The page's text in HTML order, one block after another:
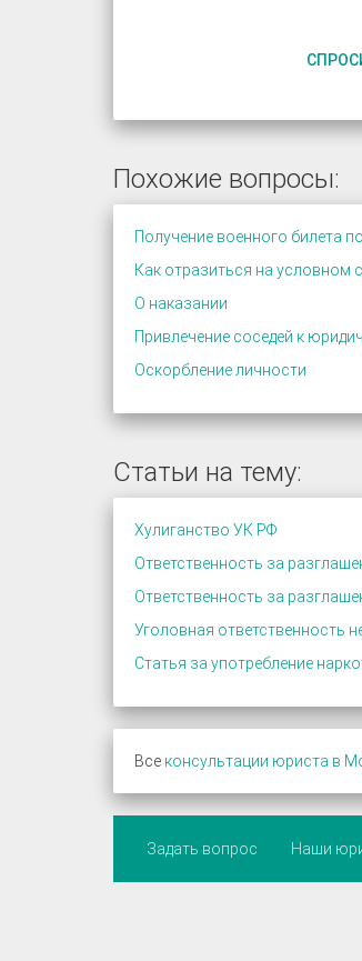
Похожие вопросы:
Получение военного билета
Как отразиться на условном
О наказании
Привлечение соседей к
Оскорбление личности
Статьи на тему:
Хулиганство УК РФ
Ответственность за
Ответственность за
Уголовная ответственность
Статья за употребление
Все консультации юриста в
Задать вопрос Наши